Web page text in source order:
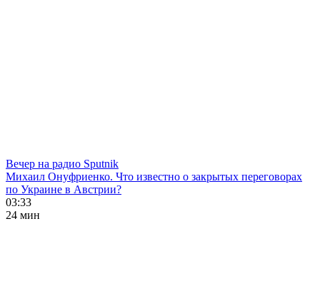
Вечер на радио Sputnik
Михаил Онуфриенко. Что известно о закрытых переговорах
по Украине в Австрии?
03:33
24 мин